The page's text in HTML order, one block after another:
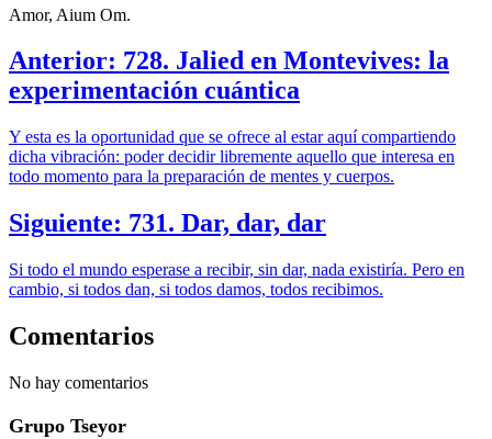
Amor, Aium Om.
Anterior: 728. Jalied en Montevives: la
experimentación cuántica
Y esta es la oportunidad que se ofrece al estar aquí compartiendo
dicha vibración: poder decidir libremente aquello que interesa en
todo momento para la preparación de mentes y cuerpos.
Siguiente: 731. Dar, dar, dar
Si todo el mundo esperase a recibir, sin dar, nada existiría. Pero en
cambio, si todos dan, si todos damos, todos recibimos.
Comentarios
No hay comentarios
Grupo Tseyor